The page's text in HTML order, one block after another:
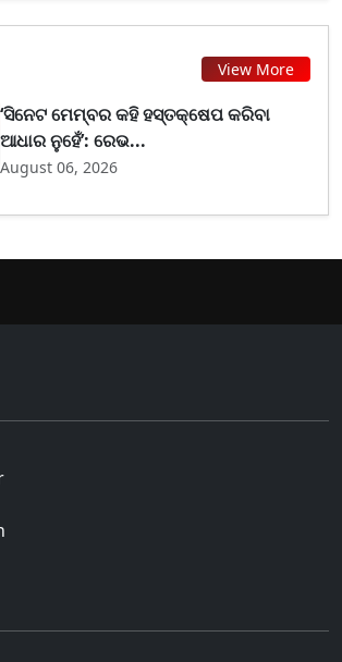
View More
‘ସିନେଟ ମେମ୍ବର କହି ହସ୍ତକ୍ଷେପ କରିବା
ଆଧାର ନୁହେଁ’: ରେଭ...
August 06, 2026